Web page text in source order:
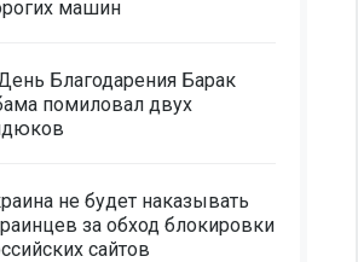
машин
Благодарения Барак
помиловал двух
не будет наказывать
за обход блокировки
сайтов